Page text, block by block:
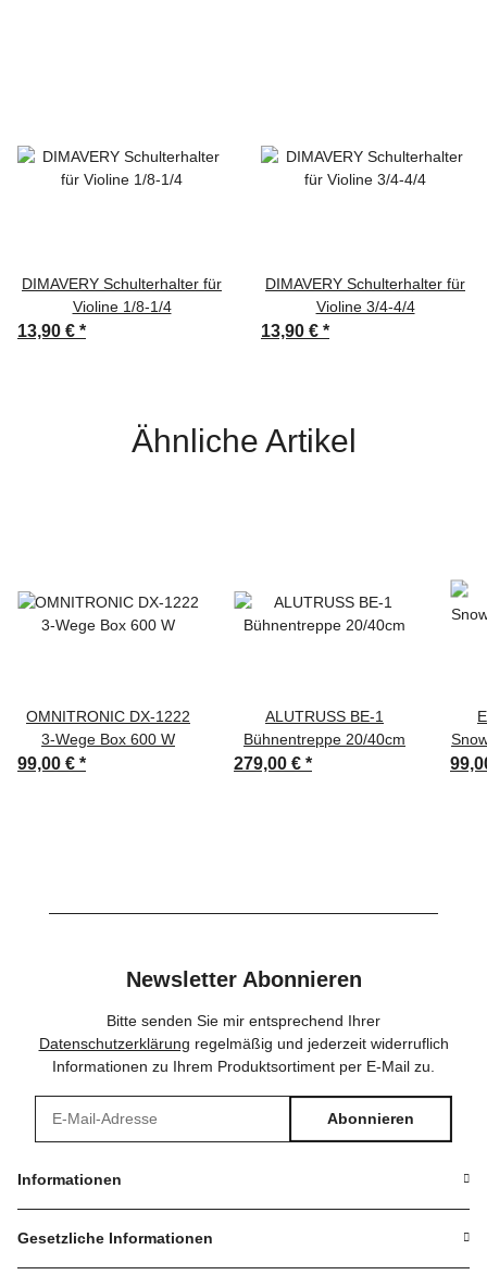
DIMAVERY Schulterhalter für
Violine 1/8-1/4
13,90 € *
DIMAVERY Schulterhalter für
Violine 3/4-4/4
13,90 € *
Ähnliche Artikel
OMNITRONIC DX-1222
3-Wege Box 600 W
99,00 € *
ALUTRUSS BE-1
Bühnentreppe 20/40cm
279,00 € *
Newsletter Abonnieren
Bitte senden Sie mir entsprechend Ihrer
Datenschutzerklärung regelmäßig und jederzeit widerruflich
Informationen zu Ihrem Produktsortiment per E-Mail zu.
Abonnieren
Informationen
Gesetzliche Informationen